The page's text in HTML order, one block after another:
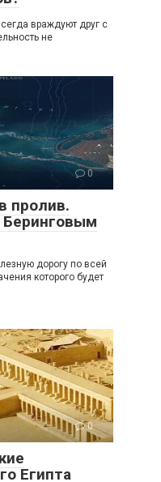
враждуют друг с
не
0
пролив.
Беринговым
дорогу по всей
которого будет
0
Египта